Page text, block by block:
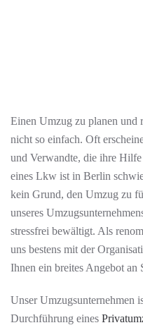
Einen Umzug zu planen und
nicht so einfach. Oft
und Verwandte, die ihre Hilfe
eines Lkw ist in Berlin
kein Grund, den Umzug zu
unseres
stressfrei bewältigt. Als
uns bestens mit der
Ihnen ein breites Angebot an
Unser Umzugsunternehmen
Durchführung eines